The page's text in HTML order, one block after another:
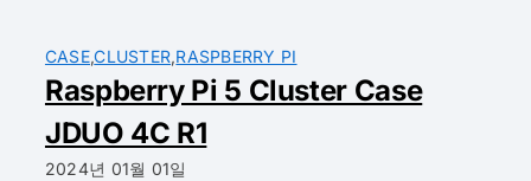
CASE,CLUSTER,RASPBERRY PI
Raspberry Pi 5 Cluster Case
JDUO 4C R1
2024년 01월 01일